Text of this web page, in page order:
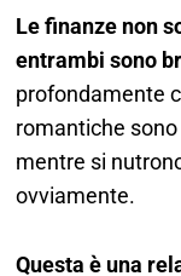
Le finanze non
entrambi sono
profondamente
romantiche
mentre si
ovviamente.
Questa è una